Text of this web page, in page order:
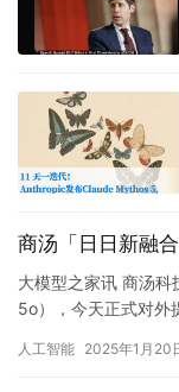
商汤「日日新融
大模型之家讯 商汤
5o），今天正式对外
人工智能 2025年1月20